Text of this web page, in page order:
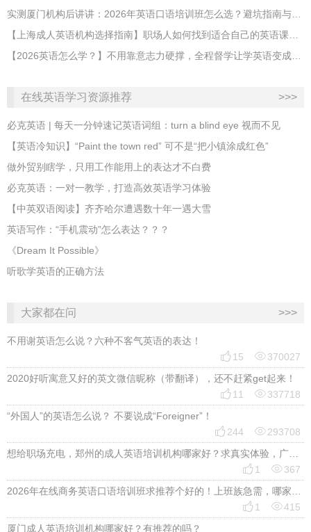
实测厦门机构后讲讲：2026年英语口语培训班怎么选？避坑指南与高效学习新范式
【上海成人英语机构选择指南】职场人如何找到适合自己的英语课程？
【2026英语怎么学？】不用靠意志力硬撑，全程督学让学英语变成日常习惯
在线英语学习资源推荐 >>>
必克英语 | 每天一分钟速记英语词组：turn a blind eye 视而不见
​【英语冷知识】“Paint the town red” 可不是“把小镇涂成红色”
做外贸别瞎学，只用工作能用上的表达才不白费
必克英语：一对一教学，打造高效英语学习体验
【中英双语阅读】齐齐哈尔遭遇数十年一遇大雪
英语写作：“手机震动”怎么表达？？？
《Dream It Possible》
听歌学英语的正确方法
大家都在问 >>>
不用谢英语怎么说？六种不客气英语的表达！
 15 370027
2020好听寓意又好的英文微信昵称（带翻译），还不赶紧get起来！
 11 337718
“外国人”的英语怎么说？ 不要说成“Foreigner”！
 244 293708
想给职场充电，郑州的成人英语培训机构哪家好？求真实体验，广告勿扰，感谢！
 1 367
2026年在线商务英语口语培训班求推荐个好的！上班族急需，哪家好？
 1 415
厦门成人英语培训机构哪家好？有推荐的吗？